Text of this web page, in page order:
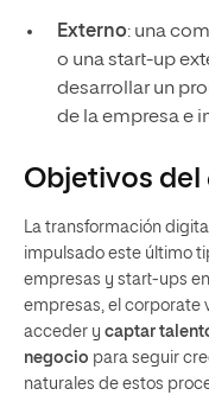
Externo: una
o una start-up
desarrollar un
de la empresa e
Objetivos del
La transformación
impulsado este último
empresas y start-ups
empresas, el corporate
acceder y captar
negocio para seguir
naturales de estos